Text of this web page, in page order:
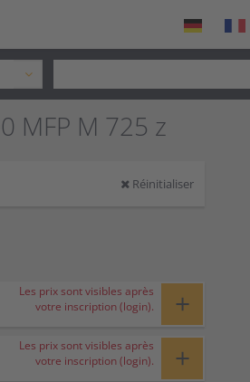
MFP M 725 z
Réinitialiser
Les prix sont visibles après
votre inscription (login).
+
Les prix sont visibles après
votre inscription (login).
+